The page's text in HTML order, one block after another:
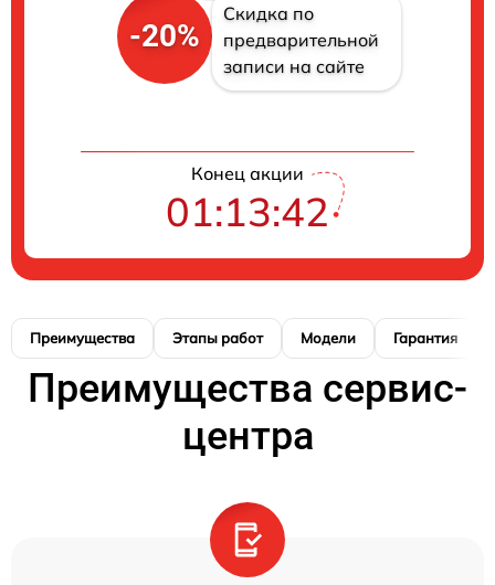
-20%
Скидка по
предварительной
записи на сайте
Конец акции
01:13:41
Преимущества Этапы работ Модели Гарантия
Преимущества сервис-
центра